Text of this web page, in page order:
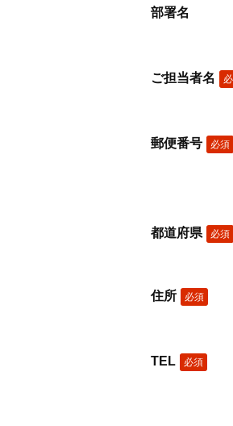
部署名
ご担当者名
郵便番号 必須
都道府県 必須
住所 必須
TEL 必須